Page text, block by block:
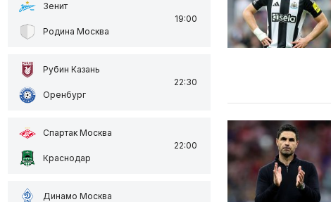
Зенит
Родина Москва
19:00
Рубин Казань
Оренбург
22:30
Спартак Москва
Краснодар
22:00
Динамо Москва